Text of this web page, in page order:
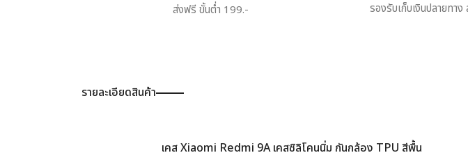
ส่งฟรี ขั้นต่ำ 199.- รองรับเก็บเงินปลายทาง
รายละเอียดสินค้า
เคส Xiaomi Redmi 9A เคสซิลิโคนนิ่ม กันกล้อง TPU สีพื้น